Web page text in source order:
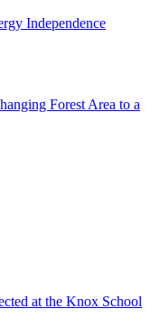
Independence
Forest Area to a
at the Knox School